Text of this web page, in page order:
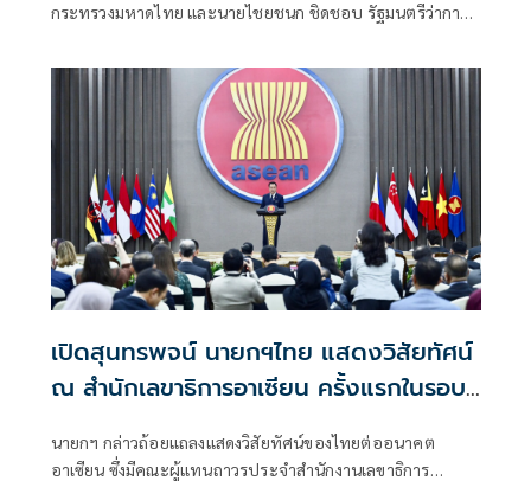
กระทรวงมหาดไทย และนายไชยชนก ชิดชอบ รัฐมนตรีว่าการ
ป้องกันและปราบปรามอาชญากรรมออนไลน์ กระทรวงดีอี
เปิดสุนทรพจน์ นายกฯไทย แสดงวิสัยทัศน์
ณ สำนักเลขาธิการอาเซียน ครั้งแรกในรอบ
นายกฯ กล่าวถ้อยแถลงแสดงวิสัยทัศน์ของไทยต่ออนาคต
อาเซียน ซึ่งมีคณะผู้แทนถาวรประจำสำนักงานเลขาธิการ